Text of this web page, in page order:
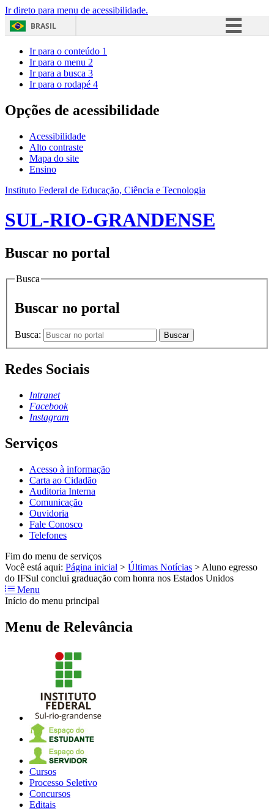
Ir direto para menu de acessibilidade.
BRASIL
Acesso à informação
Ir para o conteúdo 1
Ir para o menu 2
Ir para a busca 3
Ir para o rodapé 4
Opções de acessibilidade
Acessibilidade
Alto contraste
Mapa do site
Ensino
Instituto Federal de Educação, Ciência e Tecnologia
SUL-RIO-GRANDENSE
Buscar no portal
Busca
Buscar no portal
Busca: Buscar
Redes Sociais
Intranet
Facebook
Instagram
Serviços
Acesso à informação
Carta ao Cidadão
Auditoria Interna
Comunicação
Ouvidoria
Fale Conosco
Telefones
Fim do menu de serviços
Você está aqui: Página inicial > Últimas Notícias > Aluno egresso
do IFSul conclui graduação com honra nos Estados Unidos
Menu
Início do menu principal
Menu de Relevância
Cursos
Processo Seletivo
Concursos
Editais